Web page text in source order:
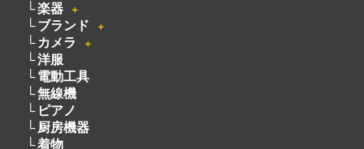
楽器 ＋
ブランド ＋
カメラ ＋
洋服
電動工具
無線機
ピアノ
厨房機器
着物